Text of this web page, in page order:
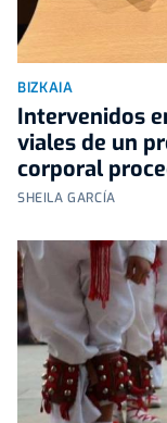
BIZKAIA
Intervenidos
viales de un
corporal
SHEILA GARCÍA